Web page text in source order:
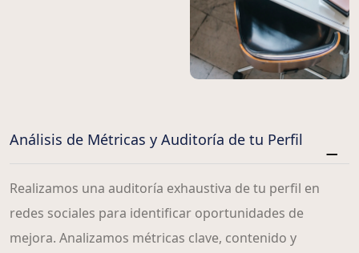
Análisis de Métricas y Auditoría de tu Perfil
Realizamos una auditoría exhaustiva de tu perfil en
redes sociales para identificar oportunidades de
mejora. Analizamos métricas clave, contenido y